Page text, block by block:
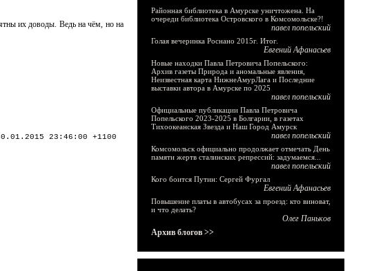
их доводы. Ведь на чём, но на
23:46:00 +1100
Районная библиотека в Амурске уничтожена. На
очереди библиотека Островского в Комсомольске?!
павел попельский
Голая вечеринка Роснано 2015г. Итог.
Евгений Афанасьев
Новые находки Павла Петровича Попельского:
Архив газеты Природа и аномальные явления,
Неизвестная карта НижнеАмурЛага и Последние
выставки автора в Амурске по 2025
павел попельский
Официальные публикации Павла Петровича
Попельского 2023-2025 в Болгарии, в газетах
Тихоокеанская Звезда и Наш Город Амурск
павел попельский
Комсомольск официально продолжает отмечать День
памяти жертв сталинских репрессий: задумаемся...
павел попельский
Кого боится Путин: Сергей Фургал
Евгений Афанасьев
Повышение платы в автобусах за проезд: кто виноват,
и что делать?
Олег Паньков
Архив блогов >>